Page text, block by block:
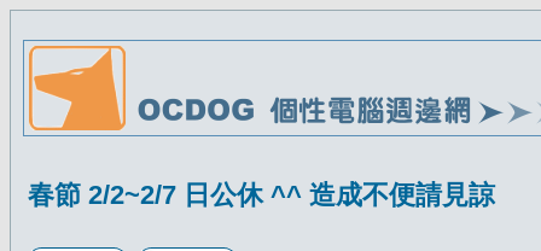
春節 2/2~2/7 日公休 ^^ 造成不便請見諒